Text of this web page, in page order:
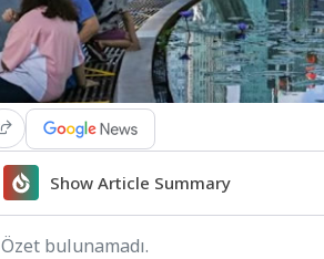
Show Article Summary
Özet bulunamadı.